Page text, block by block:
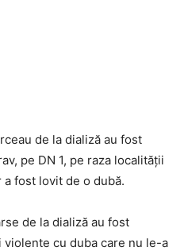
de la dializă au fost
pe DN 1, pe raza localității
fost lovit de o dubă.
de la dializă au fost
cu duba care nu le-a